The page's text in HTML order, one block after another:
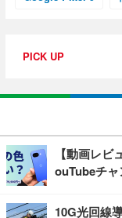
PICK UP
【動画レ
ouTubeチ
10G光回線